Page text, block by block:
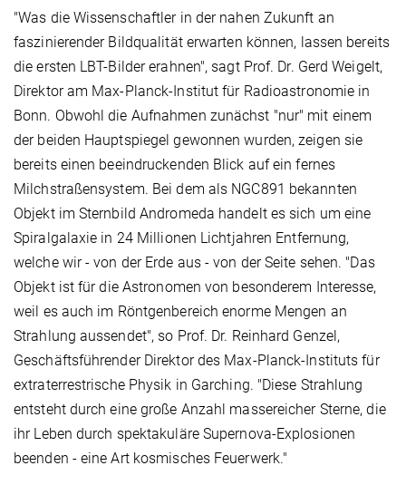
"Was die Wissenschaftler in der nahen Zukunft an
faszinierender Bildqualität erwarten können, lassen bereits
die ersten LBT-Bilder erahnen", sagt Prof. Dr. Gerd Weigelt,
Direktor am Max-Planck-Institut für Radioastronomie in
Bonn. Obwohl die Aufnahmen zunächst "nur" mit einem
der beiden Hauptspiegel gewonnen wurden, zeigen sie
bereits einen beeindruckenden Blick auf ein fernes
Milchstraßensystem. Bei dem als NGC891 bekannten
Objekt im Sternbild Andromeda handelt es sich um eine
Spiralgalaxie in 24 Millionen Lichtjahren Entfernung,
welche wir - von der Erde aus - von der Seite sehen. "Das
Objekt ist für die Astronomen von besonderem Interesse,
weil es auch im Röntgenbereich enorme Mengen an
Strahlung aussendet", so Prof. Dr. Reinhard Genzel,
Geschäftsführender Direktor des Max-Planck-Instituts für
extraterrestrische Physik in Garching. "Diese Strahlung
entsteht durch eine große Anzahl massereicher Sterne, die
ihr Leben durch spektakuläre Supernova-Explosionen
beenden - eine Art kosmisches Feuerwerk."